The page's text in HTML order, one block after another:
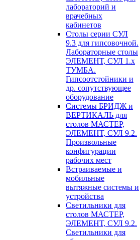
лабораторий и
врачебных
кабинетов
Столы серии СУЛ
9.3 для гипсовочной.
Лабораторные столы
ЭЛЕМЕНТ, СУЛ 1.х
ТУМБА.
Гипсоотстойники и
др. сопутствующее
оборудование
Системы БРИДЖ и
ВЕРТИКАЛЬ для
столов МАСТЕР,
ЭЛЕМЕНТ, СУЛ 9.2.
Произвольные
конфигурации
рабочих мест
Встраиваемые и
мобильные
вытяжные системы и
устройства
Светильники для
столов МАСТЕР,
ЭЛЕМЕНТ, СУЛ 9.2.
Светильники для